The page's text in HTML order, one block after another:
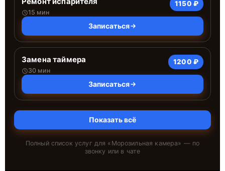
15 мин
1150 ₽
Записаться
Замена таймера
30 мин
1200 ₽
Записаться
Показать всё
Полный список услуг для « Морозильная камера» — по
звонку или в чате